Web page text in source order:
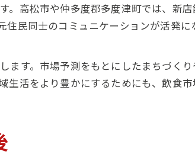
高松市や仲多度郡多度津町では、新
民同士のコミュニケーションが活発
す。市場予測をもとにしたまちづく
活をより豊かにするためにも、飲食市